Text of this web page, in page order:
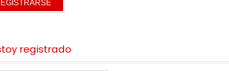
registrado